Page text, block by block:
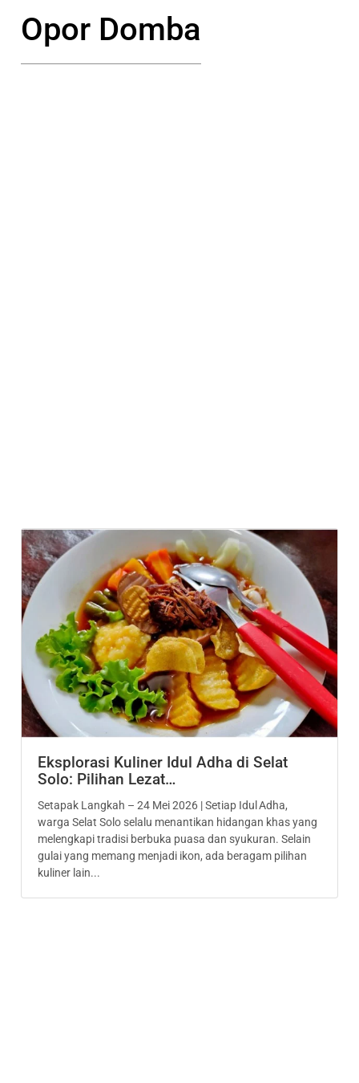
Opor Domba
Eksplorasi Kuliner Idul Adha di Selat
Solo: Pilihan Lezat…
Setapak Langkah – 24 Mei 2026 | Setiap Idul Adha,
warga Selat Solo selalu menantikan hidangan khas yang
melengkapi tradisi berbuka puasa dan syukuran. Selain
gulai yang memang menjadi ikon, ada beragam pilihan
kuliner lain...